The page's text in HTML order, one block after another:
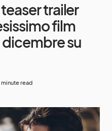
trailer
film
su
minute read